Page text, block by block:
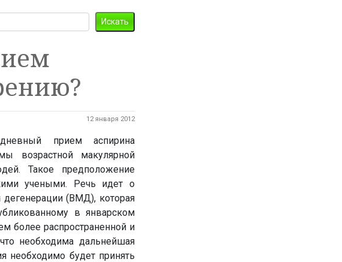
12 января 2012
прием аспирина
возрастной макулярной
Такое предположение
учеными. Речь идет о
(ВМД), которая
в январском
более распространенной и
необходима дальнейшая
необходимо будет принять